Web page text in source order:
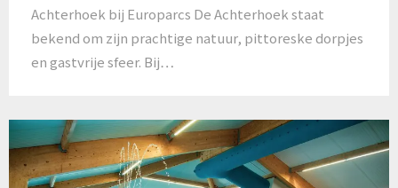
Achterhoek bij Europarcs De Achterhoek staat
bekend om zijn prachtige natuur, pittoreske dorpjes
en gastvrije sfeer. Bij…